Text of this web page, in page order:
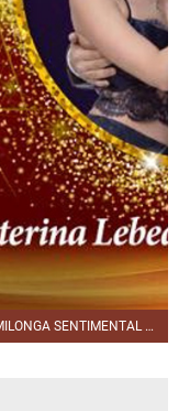
ALEX KRUPNIKOV & EKATERINA LEBEDEVA, MILONGA SENTIMENTAL 18.02.2021